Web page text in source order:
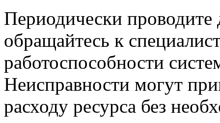
Периодически проводите
обращайтесь к
работоспособности
Неисправности могут
расходу ресурса без